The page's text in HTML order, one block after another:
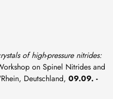
of high-pressure nitrides:
on Spinel Nitrides and
Deutschland, 09.09. -